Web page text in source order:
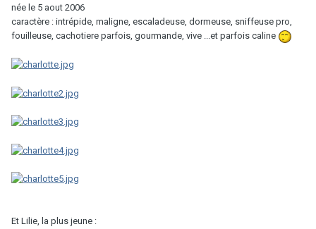
née le 5 aout 2006
caractère : intrépide, maligne, escaladeuse, dormeuse, sniffeuse pro,
fouilleuse, cachotiere parfois, gourmande, vive ...et parfois caline
Et Lilie, la plus jeune :